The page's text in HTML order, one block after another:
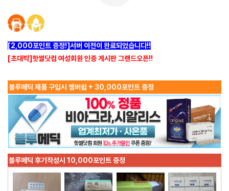
[2,000포인트 증정!]서버 이전이 완료되었습니다!!
[초대박]핫썰닷컴 여성회원 인증 게시판 그랜드오픈!!
블루메딕 제품 구입시 멤버쉽 + 30,000포인트 증정
블루메딕 후기작성시 10,000포인트 증정